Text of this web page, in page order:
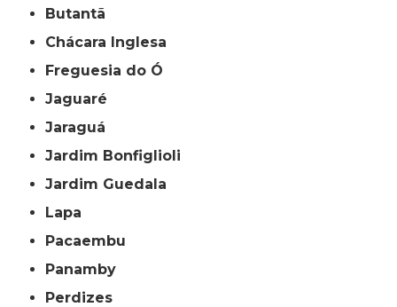
Butantã
Chácara Inglesa
Freguesia do Ó
Jaguaré
Jaraguá
Jardim Bonfiglioli
Jardim Guedala
Lapa
Pacaembu
Panamby
Perdizes